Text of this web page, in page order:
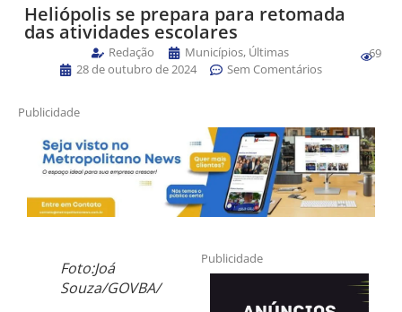
Heliópolis se prepara para retomada
das atividades escolares
Redação Municípios, Últimas
28 de outubro de 2024
Sem Comentários
69
Publicidade
Foto:Joá
Souza/GOVBA/
Publicidade